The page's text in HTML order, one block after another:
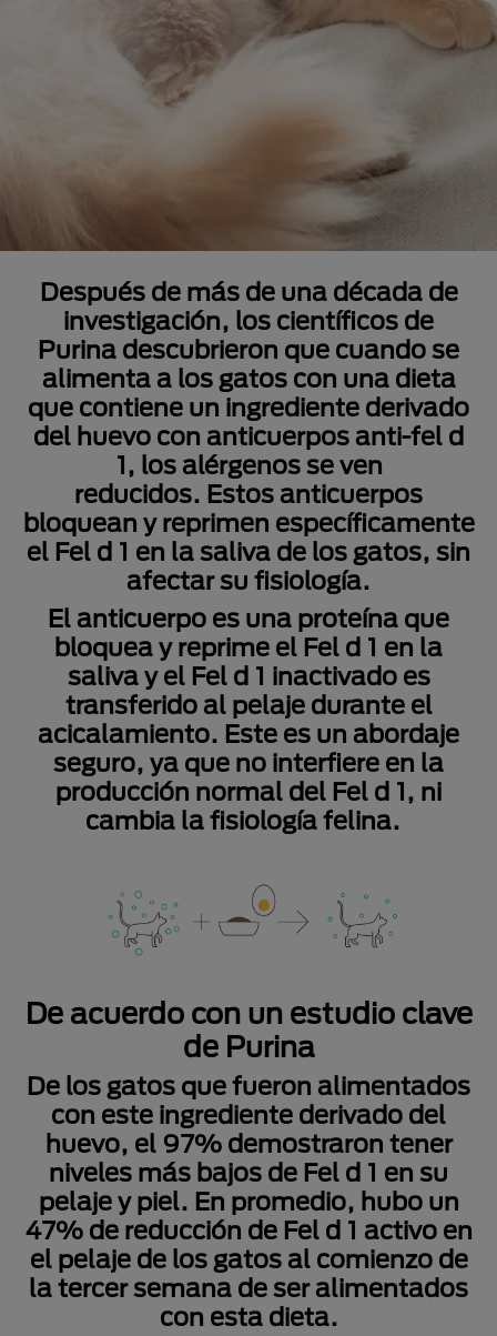
Después de más de una década de
investigación, los científicos de
Purina descubrieron que cuando se
alimenta a los gatos con una dieta
que contiene un ingrediente derivado
del huevo con anticuerpos anti-fel d
1, los alérgenos se ven
reducidos. Estos anticuerpos
bloquean y reprimen específicamente
el Fel d 1 en la saliva de los gatos, sin
afectar su fisiología.
El anticuerpo es una proteína que
bloquea y reprime el Fel d 1 en la
saliva y el Fel d 1 inactivado es
transferido al pelaje durante el
acicalamiento. Este es un abordaje
seguro, ya que no interfiere en la
producción normal del Fel d 1, ni
cambia la fisiología felina.
De acuerdo con un estudio clave
de Purina
De los gatos que fueron alimentados
con este ingrediente derivado del
huevo, el 97% demostraron tener
niveles más bajos de Fel d 1 en su
pelaje y piel. En promedio, hubo un
47% de reducción de Fel d 1 activo en
el pelaje de los gatos al comienzo de
la tercer semana de ser alimentados
con esta dieta.